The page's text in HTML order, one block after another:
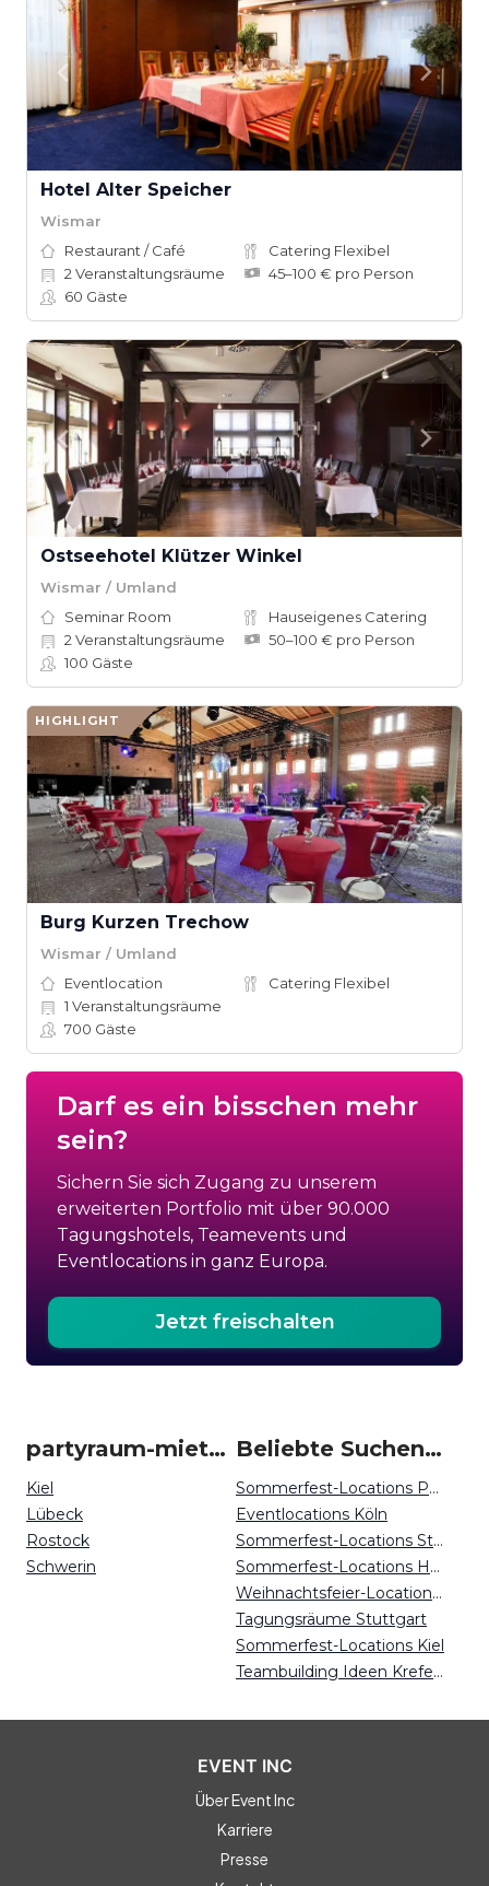
Hotel Alter Speicher
Wismar
Restaurant / Café
Catering Flexibel
2 Veranstaltungsräume
45–100 € pro Person
60 Gäste
Ostseehotel Klützer Winkel
Wismar / Umland
Seminar Room
Hauseigenes Catering
2 Veranstaltungsräume
50–100 € pro Person
100 Gäste
HIGHLIGHT
Burg Kurzen Trechow
Wismar / Umland
Eventlocation
Catering Flexibel
1 Veranstaltungsräume
700 Gäste
Darf es ein bisschen mehr
sein?
Sichern Sie sich Zugang zu unserem
erweiterten Portfolio mit über 90.000
Tagungshotels, Teamevents und
Eventlocations in ganz Europa.
Jetzt freischalten
partyraum-mieten um Wismar
Kiel
Lübeck
Rostock
Schwerin
Beliebte Suchen auf Event Inc
Sommerfest-Locations Potsdam
Eventlocations Köln
Sommerfest-Locations Stuttgart
Sommerfest-Locations Hamburg
Weihnachtsfeier-Locations Mainz
Tagungsräume Stuttgart
Sommerfest-Locations Kiel
Teambuilding Ideen Krefeld
EVENT INC
Über Event Inc
Karriere
Presse